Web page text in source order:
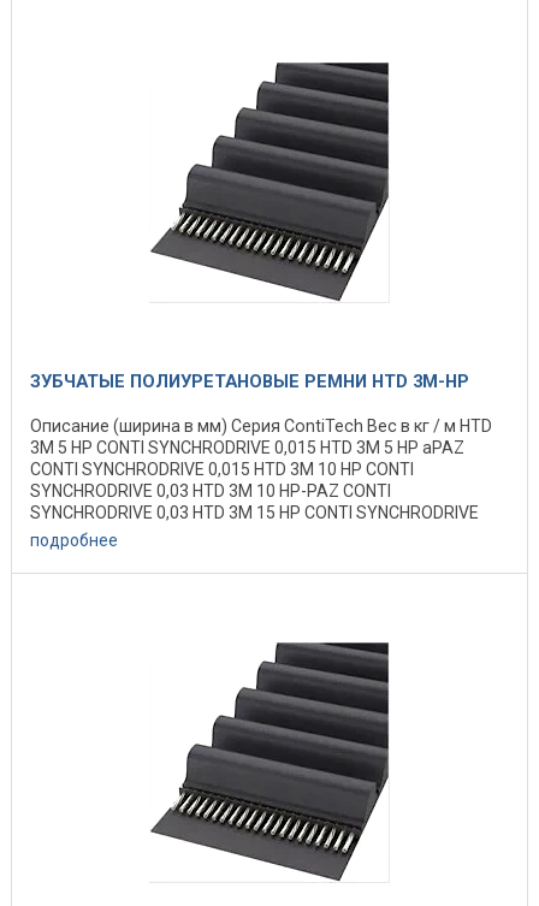
ЗУБЧАТЫЕ ПОЛИУРЕТАНОВЫЕ РЕМНИ HTD 3M-HP
Описание (ширина в мм) Серия ContiTech Вес в кг / м HTD
3M 5 HP CONTI SYNCHRODRIVE 0,015 HTD 3M 5 HP aPAZ
CONTI SYNCHRODRIVE 0,015 HTD 3M 10 HP CONTI
SYNCHRODRIVE 0,03 HTD 3M 10 HP-PAZ CONTI
SYNCHRODRIVE 0,03 HTD 3M 15 HP CONTI SYNCHRODRIVE
0,045 ...
подробнее